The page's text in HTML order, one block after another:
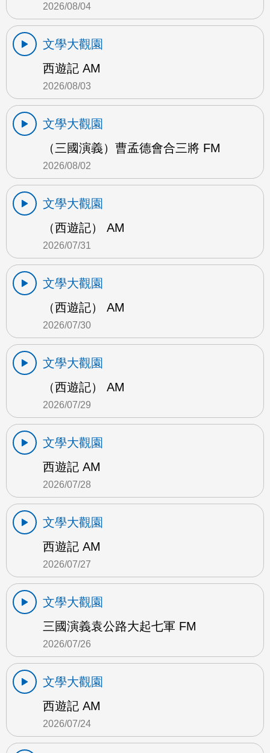
2026/08/04
文學大觀園
西遊記 AM
2026/08/03
文學大觀園
（三國演義）曹孟德會合三將 FM
2026/08/02
文學大觀園
（西遊記） AM
2026/07/31
文學大觀園
（西遊記） AM
2026/07/30
文學大觀園
（西遊記） AM
2026/07/29
文學大觀園
西遊記 AM
2026/07/28
文學大觀園
西遊記 AM
2026/07/27
文學大觀園
三國演義袁公路大起七軍 FM
2026/07/26
文學大觀園
西遊記 AM
2026/07/24